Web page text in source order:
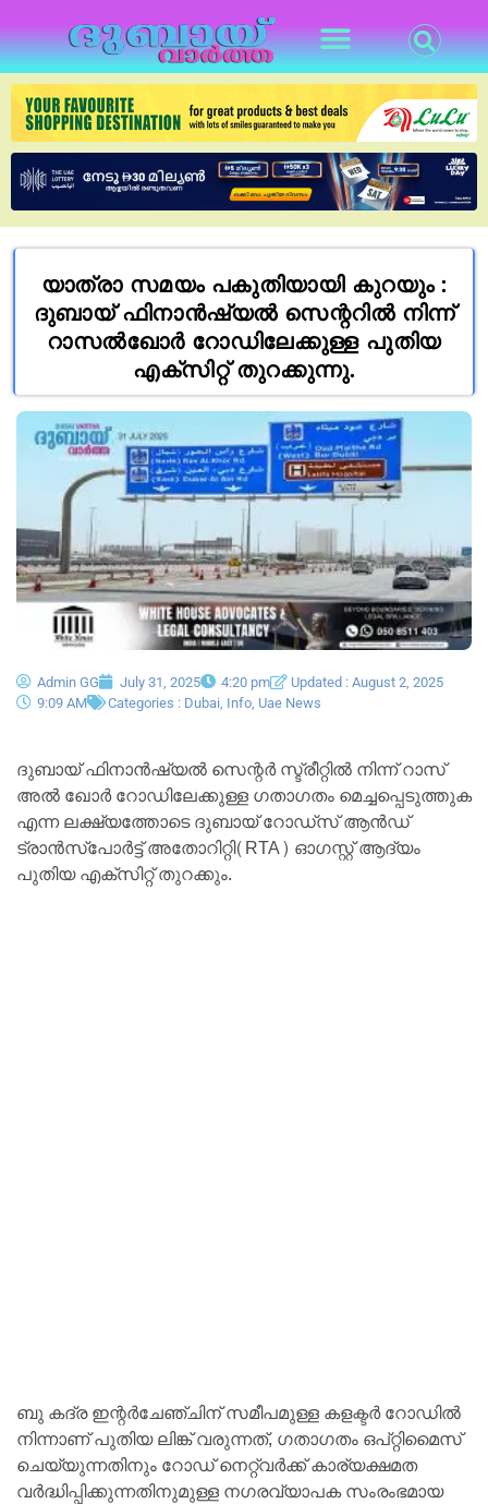
യാത്രാ സമയം പകുതിയായി കുറയും :
ദുബായ് ഫിനാൻഷ്യൽ സെന്ററിൽ നിന്ന്
റാസൽഖോർ റോഡിലേക്കുള്ള പുതിയ
എക്സിറ്റ് തുറക്കുന്നു.
Admin GG July 31, 2025 4:20 pm
Updated : August 2, 2025
9:09 AM
Categories : Dubai Info Uae News
ദുബായ് ഫിനാൻഷ്യൽ സെന്റർ സ്ട്രീറ്റിൽ നിന്ന് റാസ്
അൽ ഖോർ റോഡിലേക്കുള്ള ഗതാഗതം മെച്ചപ്പെടുത്തുക
എന്ന ലക്ഷ്യത്തോടെ ദുബായ് റോഡ്സ് ആൻഡ്
ട്രാൻസ്പോർട്ട് അതോറിറ്റി(RTA) ഓഗസ്റ്റ് ആദ്യം
പുതിയ എക്സിറ്റ് തുറക്കും.
ബു കദ്ര ഇന്റർചേഞ്ചിന് സമീപമുള്ള കളക്ടർ റോഡിൽ
നിന്നാണ് പുതിയ ലിങ്ക് വരുന്നത്, ഗതാഗതം ഒപ്റ്റിമൈസ്
ചെയ്യുന്നതിനും റോഡ് നെറ്റ്‌വർക്ക് കാര്യക്ഷമത
വർദ്ധിപ്പിക്കുന്നതിനുമുള്ള നഗരവ്യാപക സംരംഭമായ